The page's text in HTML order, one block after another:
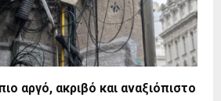
αργό, ακριβό και αναξιόπιστο